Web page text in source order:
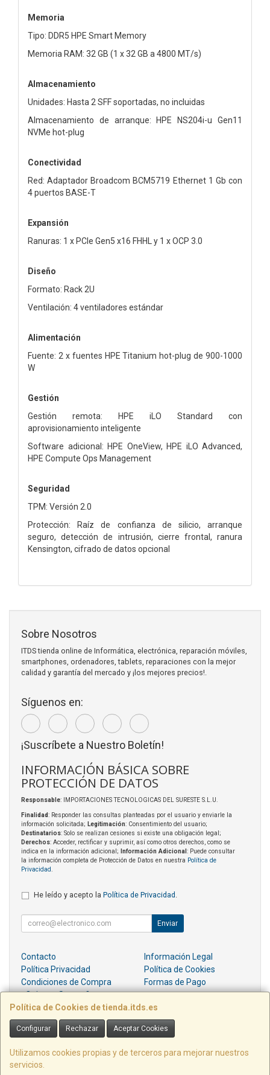
Memoria
Tipo: DDR5 HPE Smart Memory
Memoria RAM: 32 GB (1 x 32 GB a 4800 MT/s)
Almacenamiento
Unidades: Hasta 2 SFF soportadas, no incluidas
Almacenamiento de arranque: HPE NS204i-u Gen11
NVMe hot-plug
Conectividad
Red: Adaptador Broadcom BCM5719 Ethernet 1 Gb con
4 puertos BASE-T
Expansión
Ranuras: 1 x PCIe Gen5 x16 FHHL y 1 x OCP 3.0
Diseño
Formato: Rack 2U
Ventilación: 4 ventiladores estándar
Alimentación
Fuente: 2 x fuentes HPE Titanium hot-plug de 900-1000
W
Gestión
Gestión remota: HPE iLO Standard con
aprovisionamiento inteligente
Software adicional: HPE OneView, HPE iLO Advanced,
HPE Compute Ops Management
Seguridad
TPM: Versión 2.0
Protección: Raíz de confianza de silicio, arranque
seguro, detección de intrusión, cierre frontal, ranura
Kensington, cifrado de datos opcional
Política de Cookies de tienda.itds.es
Configurar Rechazar Aceptar Cookies
Utilizamos cookies propias y de terceros para mejorar nuestros
servicios.
Sobre Nosotros
ITDS tienda online de Informática, electrónica, reparación móviles,
smartphones, ordenadores, tablets, reparaciones con la mejor
calidad y garantía del mercado y ¡los mejores precios!.
Síguenos en:
¡Suscríbete a Nuestro Boletín!
INFORMACIÓN BÁSICA SOBRE
PROTECCIÓN DE DATOS
Responsable: IMPORTACIONES TECNOLOGICAS DEL SURESTE S.L.U.
Finalidad: Responder las consultas planteadas por el usuario y enviarle la
información solicitada; Legitimación: Consentimiento del usuario;
Destinatarios: Solo se realizan cesiones si existe una obligación legal;
Derechos: Acceder, rectificar y suprimir, así como otros derechos, como se
indica en la información adicional;
Información Adicional : Puede consultar
la información completa de Protección de Datos en nuestra Política de
Privacidad
He leído y acepto la Política de Privacidad
Enviar
Contacto
Información Legal
Política Privacidad
Política de Cookies
Condiciones de Compra
Formas de Pago
¿Quienes Somos?
Contacto
pedidos@itds.es